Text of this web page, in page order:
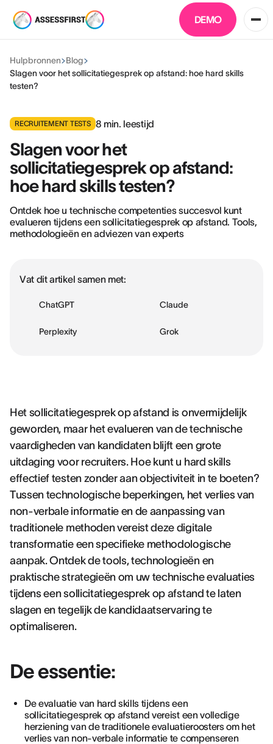
DEMO
Hulpbronnen
Blog
Slagen voor het sollicitatiegesprek op afstand: hoe hard skills
testen?
RECRUITEMENT TESTS 8 min. leestijd
Slagen voor het
sollicitatiegesprek op afstand:
hoe hard skills testen?
Ontdek hoe u technische competenties succesvol kunt
evalueren tijdens een sollicitatiegesprek op afstand. Tools,
methodologieën en adviezen van experts
Vat dit artikel samen met:
ChatGPT Claude
Perplexity Grok
Het sollicitatiegesprek op afstand is onvermijdelijk
geworden, maar het evalueren van de technische
vaardigheden van kandidaten blijft een grote
uitdaging voor recruiters. Hoe kunt u hard skills
effectief testen zonder aan objectiviteit in te boeten?
Tussen technologische beperkingen, het verlies van
non-verbale informatie en de aanpassing van
traditionele methoden vereist deze digitale
transformatie een specifieke methodologische
aanpak. Ontdek de tools, technologieën en
praktische strategieën om uw technische evaluaties
tijdens een sollicitatiegesprek op afstand te laten
slagen en tegelijk de kandidaatservaring te
optimaliseren.
De essentie:
De evaluatie van hard skills tijdens een
sollicitatiegesprek op afstand vereist een volledige
herziening van de traditionele evaluatieroosters om het
verlies van non-verbale informatie te compenseren